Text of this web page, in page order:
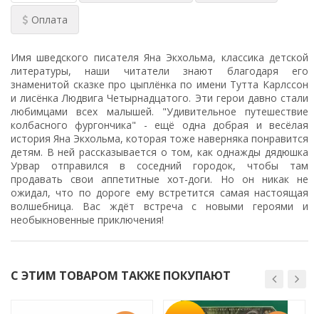
Оплата
Имя шведского писателя Яна Экхольма, классика детской
литературы, наши читатели знают благодаря его
знаменитой сказке про цыплёнка по имени Тутта Карлссон
и лисёнка Людвига Четырнадцатого. Эти герои давно стали
любимцами всех малышей. "Удивительное путешествие
колбасного фургончика" - ещё одна добрая и весёлая
история Яна Экхольма, которая тоже наверняка понравится
детям. В ней рассказывается о том, как однажды дядюшка
Урвар отправился в соседний городок, чтобы там
продавать свои аппетитные хот-доги. Но он никак не
ожидал, что по дороге ему встретится самая настоящая
волшебница. Вас ждёт встреча с новыми героями и
необыкновенные приключения!
С ЭТИМ ТОВАРОМ ТАКЖЕ ПОКУПАЮТ